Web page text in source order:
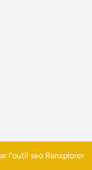
l'outil seo Ranxplorer